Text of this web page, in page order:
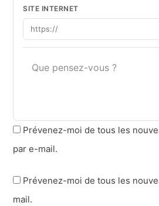
SITE INTERNET
Prévenez-moi de tous les
par e-mail.
Prévenez-moi de tous les
mail.